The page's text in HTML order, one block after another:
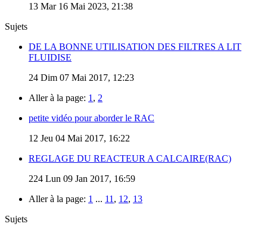
13 Mar 16 Mai 2023, 21:38
Sujets
DE LA BONNE UTILISATION DES FILTRES A LIT
FLUIDISE
24 Dim 07 Mai 2017, 12:23
Aller à la page: 1 , 2
petite vidéo pour aborder le RAC
12 Jeu 04 Mai 2017, 16:22
REGLAGE DU REACTEUR A CALCAIRE(RAC)
224 Lun 09 Jan 2017, 16:59
Aller à la page: 1 ... 11 , 12, 13
Sujets